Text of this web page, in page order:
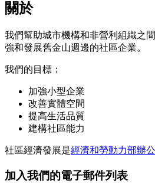
關於
我們幫助城市機構和非營利組織之
強和發展舊金山週邊的社區企業。
我們的目標：
加強小型企業
改善實體空間
提高生活品質
建構社區能力
社區經濟發展是經濟和勞動力部辦
加入我們的電子郵件列表